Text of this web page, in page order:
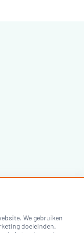
& Artikelen
We gebruiken
doeleinden.